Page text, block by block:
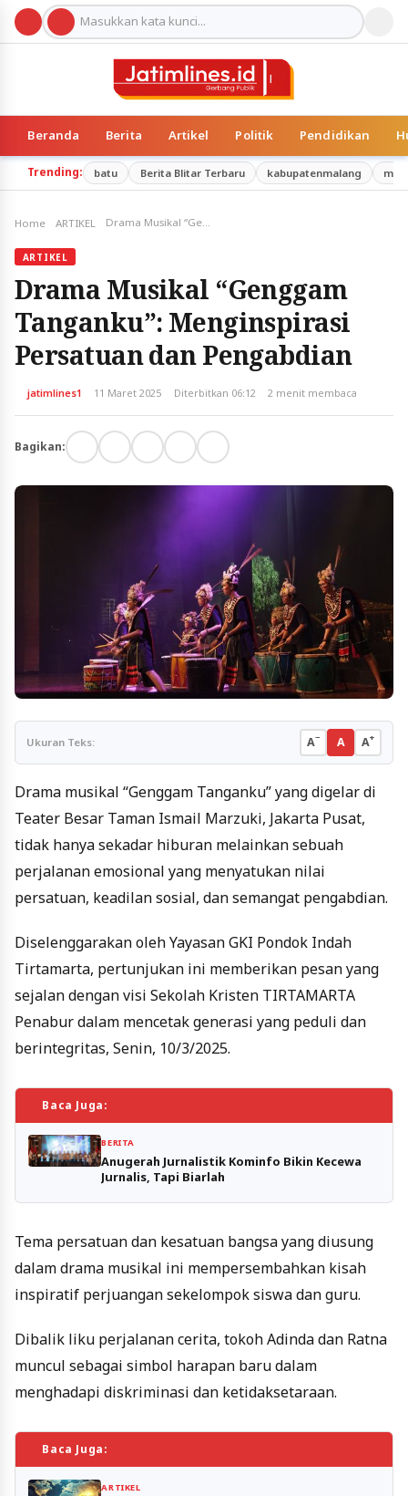
Beranda Berita Artikel Politik Pendidikan
Trending: batu Berita Blitar Terbaru kabupatenmalang
Home ARTIKEL
ARTIKEL
Drama Musikal “Genggam
Tanganku”: Menginspirasi
Persatuan dan Pengabdian
jatimlines1 11 Maret 2025 Diterbitkan 06:12 2 menit membaca
Bagikan:
Ukuran Teks: A− A A+
Drama musikal “Genggam Tanganku” yang digelar di
Teater Besar Taman Ismail Marzuki, Jakarta Pusat,
tidak hanya sekadar hiburan melainkan sebuah
perjalanan emosional yang menyatukan nilai
persatuan, keadilan sosial, dan semangat pengabdian.
Diselenggarakan oleh Yayasan GKI Pondok Indah
Tirtamarta, pertunjukan ini memberikan pesan yang
sejalan dengan visi Sekolah Kristen TIRTAMARTA
Penabur dalam mencetak generasi yang peduli dan
berintegritas, Senin, 10/3/2025.
Baca Juga:
BERITA
Anugerah Jurnalistik Kominfo Bikin Kecewa
Jurnalis, Tapi Biarlah
Tema persatuan dan kesatuan bangsa yang diusung
dalam drama musikal ini mempersembahkan kisah
inspiratif perjuangan sekelompok siswa dan guru.
Dibalik liku perjalanan cerita, tokoh Adinda dan Ratna
muncul sebagai simbol harapan baru dalam
menghadapi diskriminasi dan ketidaksetaraan.
Baca Juga:
ARTIKEL